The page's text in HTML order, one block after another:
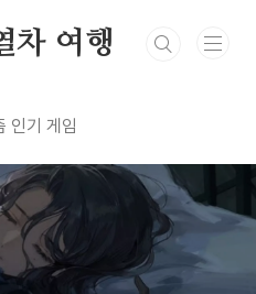
차 여행
인기 게임